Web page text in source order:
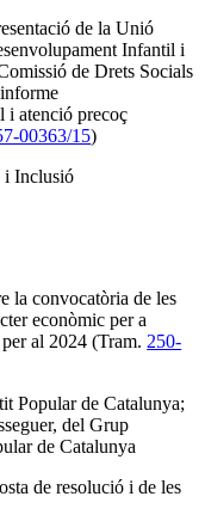
de la Unió
Infantil i
de Drets Socials
i atenció precoç
00363/15)
i Inclusió
la convocatòria de les
econòmic per a
al 2024 (Tram. 250-
Popular de Catalunya;
del Grup
de Catalunya
de resolució i de les